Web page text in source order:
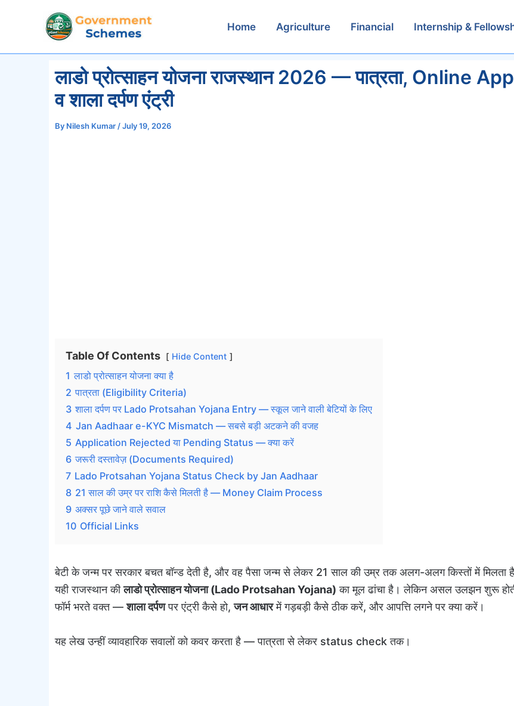
Home Agriculture Financial Internship &
लाडो प्रोत्साहन योजना राजस्थान 2026 — पात्रता, Online
व शाला दर्पण एंट्री
By Nilesh Kumar /July 19, 2026
Table Of Contents Hide Content
1 लाडो प्रोत्साहन योजना क्या है
2 पात्रता (Eligibility Criteria)
3 शाला दर्पण पर Lado Protsahan Yojana Entry — स्कूल जाने वाली बेटियों के लिए
4 Jan Aadhaar e-KYC Mismatch — सबसे बड़ी अटकने की वजह
5 Application Rejected या Pending Status — क्या करें
6 जरूरी दस्तावेज़ (Documents Required)
7 Lado Protsahan Yojana Status Check by Jan Aadhaar
8 21 साल की उम्र पर राशि कैसे मिलती है — Money Claim Process
9 अक्सर पूछे जाने वाले सवाल
10 Official Links
बेटी के जन्म पर सरकार बचत बॉन्ड देती है, और वह पैसा जन्म से लेकर 21 साल की उम्र तक अलग-अलग किस्तों में मिलता
यही राजस्थान कीलाडो प्रोत्साहन योजना (Lado Protsahan Yojana) का मूल ढांचा है। लेकिन असल उलझन शुरू
फॉर्म भरते वक्त —शाला दर्पणपर एंट्री कैसे हो,जन आधारमें गड़बड़ी कैसे ठीक करें, और आपत्ति लगने पर क्या करें।
यह लेख उन्हीं व्यावहारिक सवालों को कवर करता है — पात्रता से लेकर status check तक।